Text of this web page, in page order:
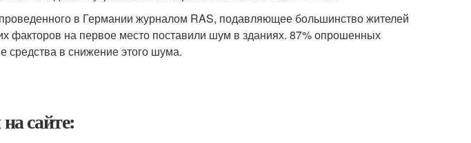
в Германии журналом RAS, подавляющее большинство жителей
факторов на первое место поставили шум в зданиях. 87% опрошенных
средства в снижение этого шума.
сайте: